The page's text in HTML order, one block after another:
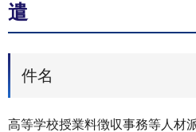
遣
件名
高等学校授業料徴収事務等人材